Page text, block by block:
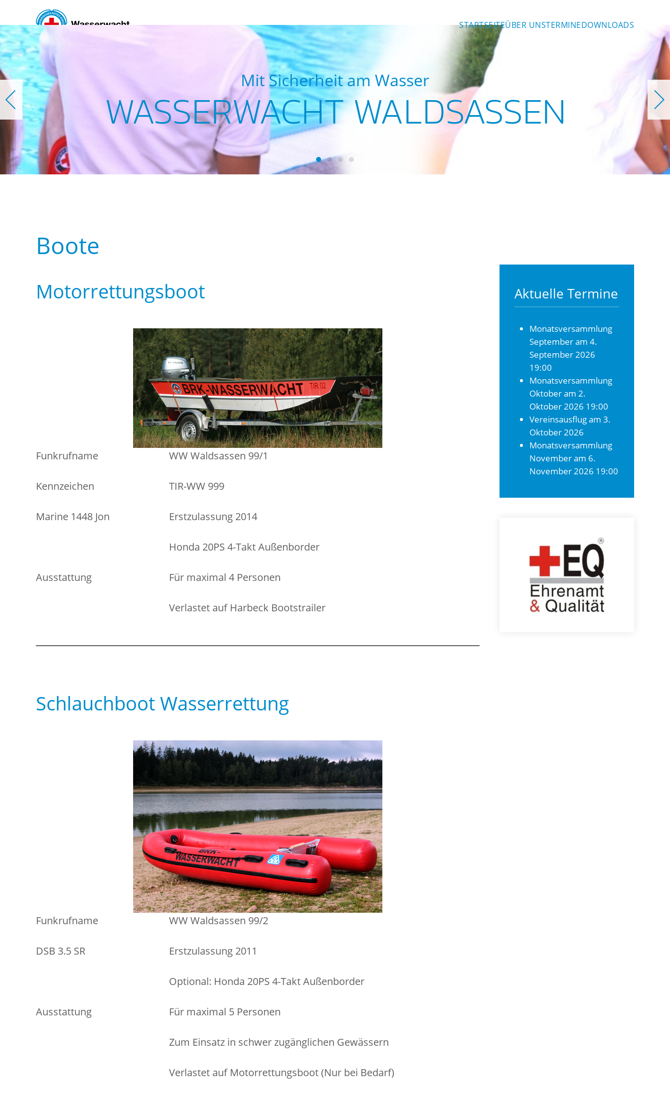
Skip to main content STARTSEITEÜBER UNSTERMINEDOWNLOADS
Mit Sicherheit am Wasser
WASSERWACHT WALDSASSEN
Wasserwacht Waldsassen
Wasserwacht Waldsassen
Wasserwacht Waldsassen
Wasserwacht Waldsassen
Boote
Motorrettungsboot
Funkrufname
Kennzeichen
WW Waldsassen 99/1
TIR-WW 999
Marine 1448 Jon Erstzulassung 2014
Honda 20PS 4-Takt Außenborder
Ausstattung Für maximal 4 Personen
Verlastet auf Harbeck Bootstrailer
Schlauchboot Wasserrettung
Funkrufname WW Waldsassen 99/2
DSB 3.5 SR Erstzulassung 2011
Optional: Honda 20PS 4-Takt Außenborder
Ausstattung Für maximal 5 Personen
Zum Einsatz in schwer zugänglichen Gewässern
Verlastet auf Motorrettungsboot (Nur bei Bedarf)
Aktuelle Termine
Monatsversammlung
Septemberam 4.
September 2026
19:00
Monatsversammlung
Oktoberam 2.
Oktober 2026 19:00
Vereinsausflugam 3.
Oktober 2026
Monatsversammlung
Novemberam 6.
November 2026 19:00